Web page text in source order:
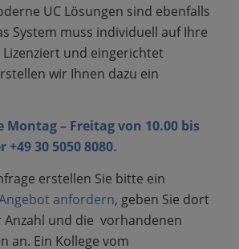
UC Lösungen sind ebenfalls
System muss individuell auf Ihre
und eingerichtet
wir Ihnen dazu ein
Montag – Freitag von 10.00 bis
30 5050 8080.
erstellen Sie bitte ein
anfordern, geben Sie dort
und die vorhandenen
an. Ein Kollege vom